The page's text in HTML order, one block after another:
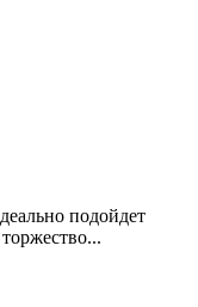
подойдет